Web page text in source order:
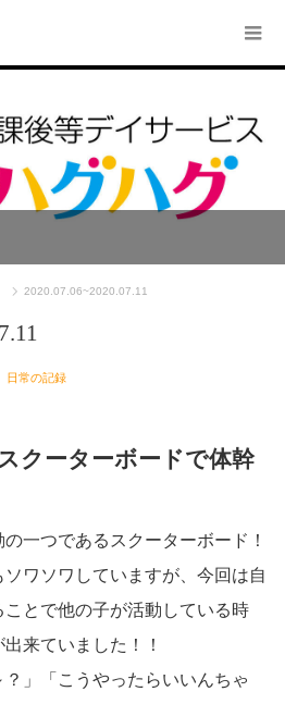
2020.07.06~2020.07.11
日常の記録
クーターボードで体幹
一つであるスクーターボード！
ワソワしていますが、今回は自
とで他の子が活動している時
来ていました！！
？」「こうやったらいいんちゃ